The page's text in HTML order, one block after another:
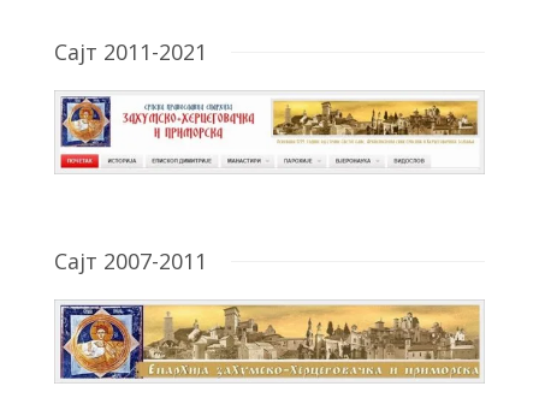
Сајт 2011-2021
Сајт 2007-2011